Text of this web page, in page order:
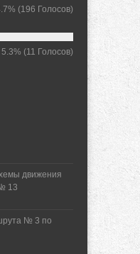
(196 Голосов)
5.3% (11 Голосов)
движения
13
№ 3 по